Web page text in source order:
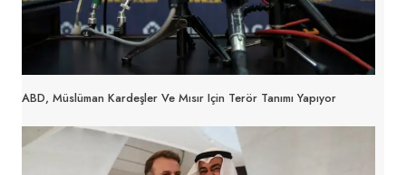
ABD, Müslüman Kardeşler Ve Mısır Için Terör Tanımı Yapıyor